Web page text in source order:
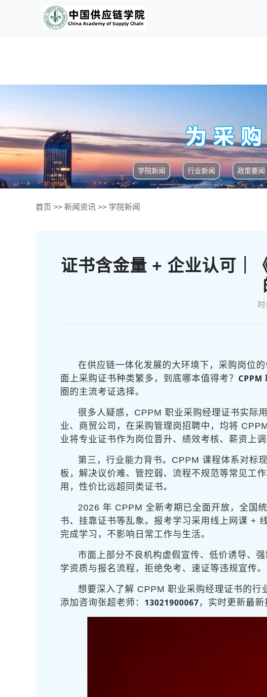
学院新闻 行业新闻 政策要闻
首页 >> 新闻资讯 >> 学院新闻
证书含金量 + 企业认可｜
在供应链一体化发展的大环境下，采购岗位
面上采购证书种类繁多，到底哪本值得考？ CPPM
圈的主流考证选择。
很多人疑惑，CPPM 职业采购经理证书实际
业、商贸公司，在采购管理岗招聘中，均将
业将专业证书作为岗位晋升、绩效考核、薪资上
第三，行业能力背书。CPPM 课程体系对标
板，解决议价难、管控弱、流程不规范等常见工
用，性价比远超同类证书。
2026 年 CPPM 全新考期已全面开放，全国
书、挂靠证书等乱象。报考学习采用线上网课 +
完成学习，不影响日常工作与生活。
市面上部分不良机构虚假宣传、低价诱导、
学资质与报名流程，拒绝免考、速证等违规宣传。
想要深入了解 CPPM 职业采购经理证书的行
添加咨询张超老师： 13021900067 ，实时更新最